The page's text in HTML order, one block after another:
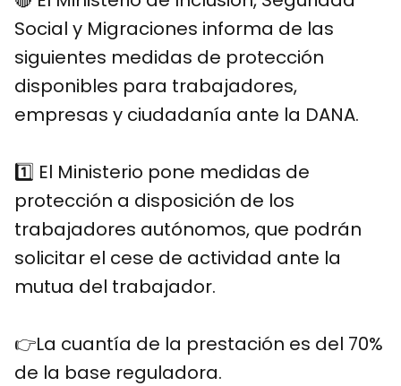
Social y Migraciones informa de las
siguientes medidas de protección
disponibles para trabajadores,
empresas y ciudadanía ante la DANA.
1️⃣ El Ministerio pone medidas de
protección a disposición de los
trabajadores autónomos, que podrán
solicitar el cese de actividad ante la
mutua del trabajador.
👉La cuantía de la prestación es del 70%
de la base reguladora.